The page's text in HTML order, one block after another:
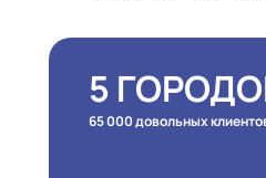
5
65 000 довольных